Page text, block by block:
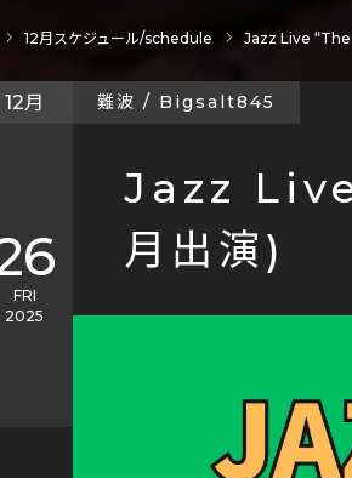
12月スケジュール/schedule Jazz Live
Jazz
月出演)
12月
FRI
2025
難波 / Bigsalt845